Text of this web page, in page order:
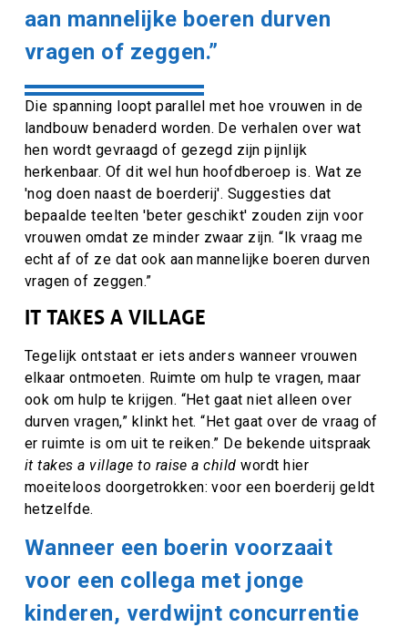
aan mannelijke boeren durven
vragen of zeggen.”
Die spanning loopt parallel met hoe vrouwen in de
landbouw benaderd worden. De verhalen over wat
hen wordt gevraagd of gezegd zijn pijnlijk
herkenbaar. Of dit wel hun hoofdberoep is. Wat ze
'nog doen naast de boerderij'. Suggesties dat
bepaalde teelten 'beter geschikt' zouden zijn voor
vrouwen omdat ze minder zwaar zijn. “Ik vraag me
echt af of ze dat ook aan mannelijke boeren durven
vragen of zeggen.”
IT TAKES A VILLAGE
Tegelijk ontstaat er iets anders wanneer vrouwen
elkaar ontmoeten. Ruimte om hulp te vragen, maar
ook om hulp te krijgen. “Het gaat niet alleen over
durven vragen,” klinkt het. “Het gaat over de vraag of
er ruimte is om uit te reiken.” De bekende uitspraak
it takes a village to raise a child wordt hier
moeiteloos doorgetrokken: voor een boerderij geldt
hetzelfde.
Wanneer een boerin voorzaait
voor een collega met jonge
kinderen, verdwijnt concurrentie